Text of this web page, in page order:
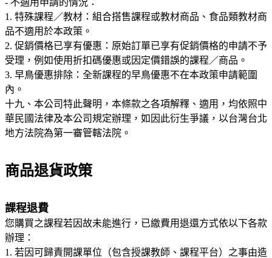
1. 特殊課程／教材：組合搭售課程或教材商品、食品類教材商
品不適用於本政策。
2. 促銷價格已享有優惠：原始訂單已享有促銷價格的申請不予
受理，例如使用折扣碼優惠或因定價錯誤的課程／商品。
3. 早鳥優惠排除：全新課程的早鳥優惠不在本政策申請範圍
內。
十九、本公司特此聲明，本條款之各項解釋、適用，均依照中
華民國法律及本公司規定辦理，如因此衍生爭議，以台灣台北
地方法院為第一審管轄法院。
商品退貨政策
課程退費
您購買之課程若因故未能進行，已繳費用退還方式依以下各款
辦理：
1. 若因可歸責開課單位（包含授課教師、課程平台）之事由造